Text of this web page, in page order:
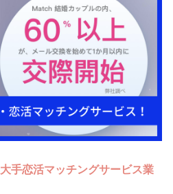
大手恋活マッチングサービス業